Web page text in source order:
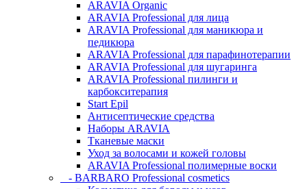
ARAVIA Organic
ARAVIA Professional для лица
ARAVIA Professional для маникюра и
педикюра
ARAVIA Professional для парафинотерапии
ARAVIA Professional для шугаринга
ARAVIA Professional пилинги и
карбокситерапия
Start Epil
Антисептические средства
Наборы ARAVIA
Тканевые маски
Уход за волосами и кожей головы
ARAVIA Professional полимерные воски
- BARBARO Professional cosmetics